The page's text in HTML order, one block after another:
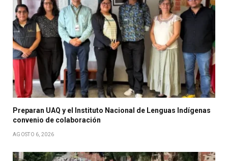
Preparan UAQ y el Instituto Nacional de Lenguas Indígenas
convenio de colaboración
AGOSTO 6, 2026